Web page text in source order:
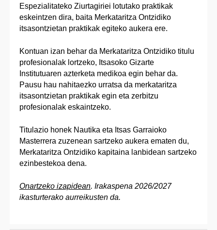
Espezialitateko Ziurtagiriei lotutako praktikak
eskeintzen dira, baita Merkataritza Ontzidiko
itsasontzietan praktikak egiteko aukera ere.
Kontuan izan behar da Merkataritza Ontzidiko titulu
profesionalak lortzeko, Itsasoko Gizarte
Institutuaren azterketa medikoa egin behar da.
Pausu hau nahitaezko urratsa da merkataritza
itsasontzietan praktikak egin eta zerbitzu
profesionalak eskaintzeko.
Titulazio honek Nautika eta Itsas Garraioko
Masterrera zuzenean sartzeko aukera ematen du,
Merkataritza Ontzidiko kapitaina lanbidean sartzeko
ezinbestekoa dena.
Onartzeko izapidean. Irakaspena 2026/2027
ikasturterako aurreikusten da.